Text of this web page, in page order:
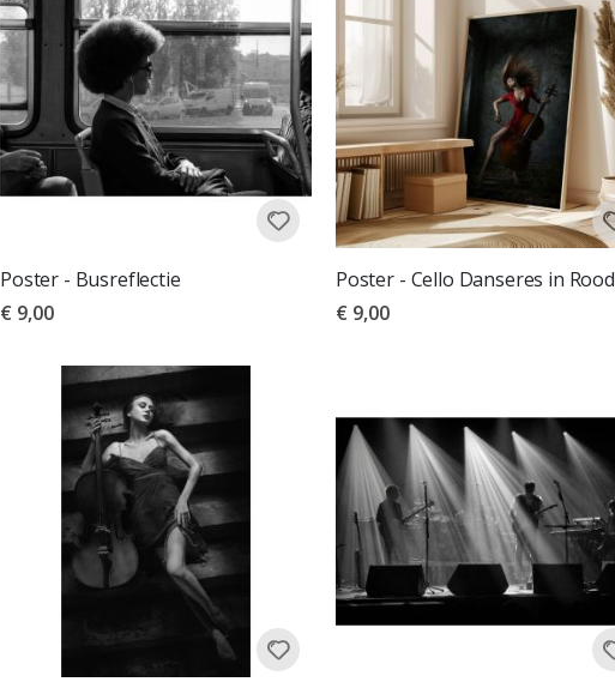
Poster - Busreflectie
€ 9,00
Poster - Cello Danseres in Rood
€ 9,00